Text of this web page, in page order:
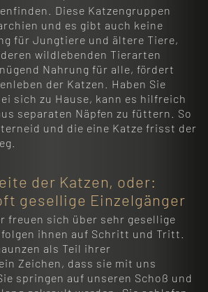
Diese Katzengruppen
und es gibt auch keine
für Jungtiere und ältere Tiere,
wildlebenden Tierarten
Nahrung für alle, fördert
der Katzen. Haben Sie
sich zu Hause, kann es hilfreich
separaten Näpfen zu füttern. So
und die eine Katze frisst der
der Katzen, oder:
gesellige Einzelgänger
freuen sich über sehr gesellige
ihnen auf Schritt und Tritt.
als Teil ihrer
Zeichen, dass sie mit uns
springen auf unseren Schoß und